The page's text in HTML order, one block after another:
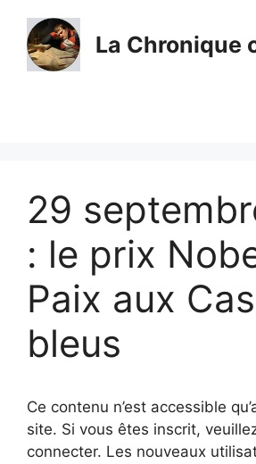
contenu
La Chronique
29
: le prix
Paix aux
bleus
Ce contenu n’est accessible
site. Si vous êtes inscrit,
connecter. Les nouveaux